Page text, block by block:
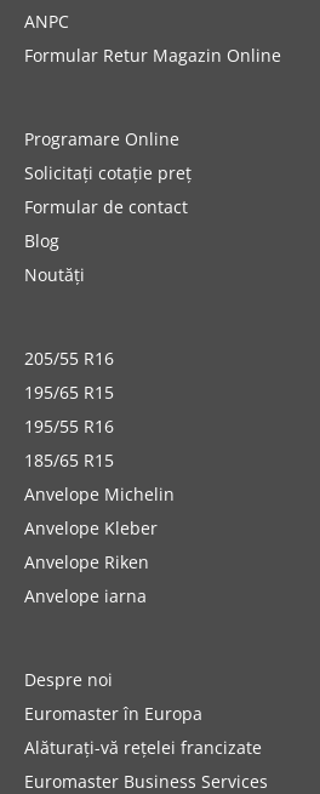
ANPC
Formular Retur Magazin Online
Programare Online
Solicitați cotație preț
Formular de contact
Blog
Noutăți
205/55 R16
195/65 R15
195/55 R16
185/65 R15
Anvelope Michelin
Anvelope Kleber
Anvelope Riken
Anvelope iarna
Despre noi
Euromaster în Europa
Alăturați-vă rețelei francizate
Euromaster Business Services